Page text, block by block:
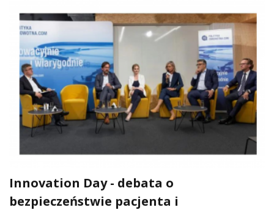
Innovation Day - debata o
bezpieczeństwie pacjenta i